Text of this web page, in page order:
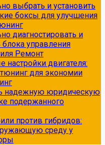
выбрать и установить
боксы для улучшения
диагностировать и
блока управления
Ремонт
настройки двигателя:
для экономии
надежную юридическую
подержанного
против гибридов:
среду у